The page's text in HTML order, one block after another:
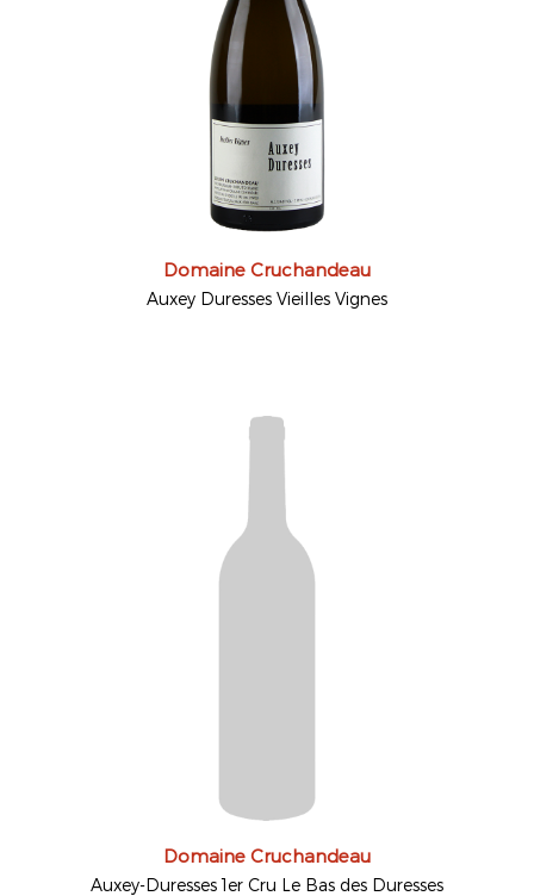
Domaine Cruchandeau
Auxey Duresses Vieilles Vignes
Domaine Cruchandeau
Auxey-Duresses 1er Cru Le Bas des Duresses